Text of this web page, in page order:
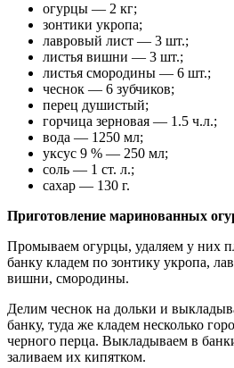
огурцы — 2 кг;
зонтики укропа;
лавровый лист — 3 шт.;
листья вишни — 3 шт.;
листья смородины — 6 шт.;
чеснок — 6 зубчиков;
перец душистый;
горчица зерновая — 1.5 ч.л.;
вода — 1250 мл;
уксус 9 % — 250 мл;
соль — 1 ст. л.;
сахар — 130 г.
Приготовление маринованных
Промываем огурцы, удаляем у них
банку кладем по зонтику укропа,
вишни, смородины.
Делим чеснок на дольки и
банку, туда же кладем несколько
черного перца. Выкладываем в
заливаем их кипятком.